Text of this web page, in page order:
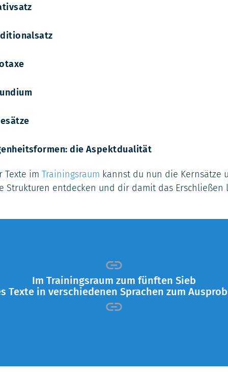
die Aspektdualität
Texte im Trainingsraum kannst du nun die Kernsätze
Strukturen entdecken und dir damit das Erschließen
Im Trainingsraum zum fünften Sieb
Texte in verschiedenen Sprachen zum